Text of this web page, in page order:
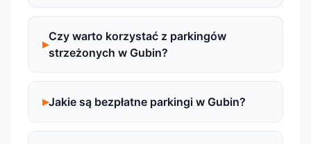
Czy warto korzystać z parkingów
strzeżonych w Gubin?
Jakie są bezpłatne parkingi w Gubin?